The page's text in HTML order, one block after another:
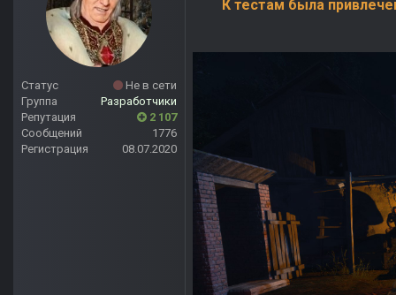
Статус
Не в сети
Группа
Разработчики
Репутация
2 107
Сообщений
1776
Регистрация
08.07.2020
К тестам была